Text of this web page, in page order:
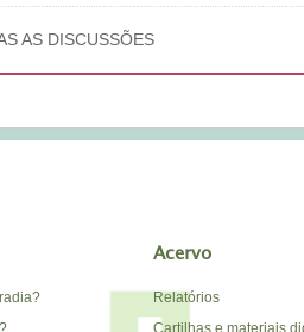
AS DISCUSSÕES
Acervo
Relatórios
Cartilhas e materiais